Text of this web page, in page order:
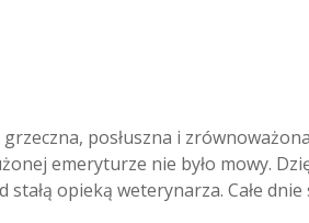
posłuszna i
emeryturze nie było mowy.
opieką weterynarza. Całe